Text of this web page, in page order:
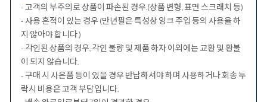
- 고객의 부주의로 상품이 파손된 경우.(상품 변형, 표면 스크래치 등)
- 사용 흔적이 있는 경우 (만년필은 특성상 잉크 주입 등의 사용을 하
지 않아야 합니다.)
- 각인된 상품의 경우, 각인 불량 및 제품 하자 이외에는 교환 및 환불
이 되지 않습니다.
- 구매 시 사은품 등이 있을 경우 반납하셔야 하며 사용하거나 회송 누
락시 비용은 고객 부담입니다.